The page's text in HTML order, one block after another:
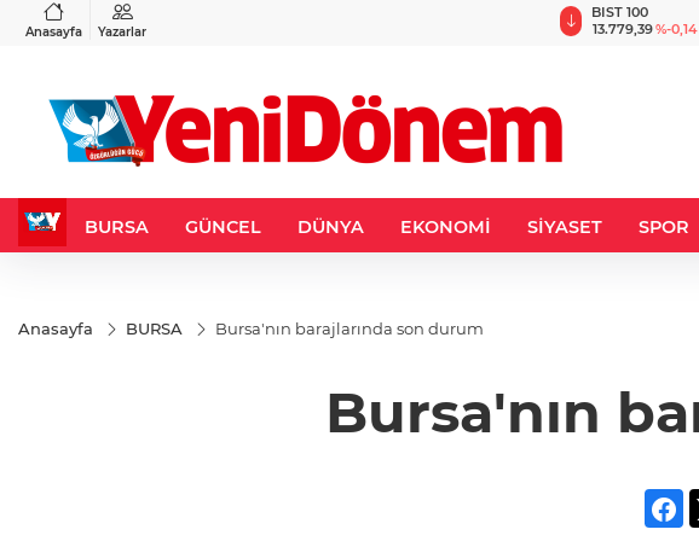
Anasayfa Yazarlar
%-0,22
BIST 100
13.779,39%-0,14
BURSA GÜNCEL DÜNYA EKONOMİ SİYASET SPOR
Anasayfa BURSA Bursa'nın barajlarında son durum
Bursa'nın